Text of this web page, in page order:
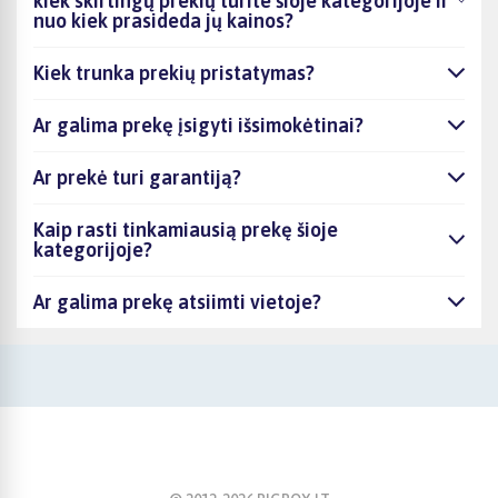
nuo kiek prasideda jų kainos?
Kiek trunka prekių pristatymas?
Ar galima prekę įsigyti išsimokėtinai?
Ar prekė turi garantiją?
Kaip rasti tinkamiausią prekę šioje
kategorijoje?
Ar galima prekę atsiimti vietoje?